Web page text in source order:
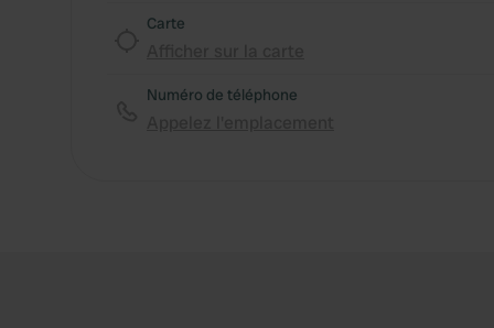
Carte
Numéro de téléphone